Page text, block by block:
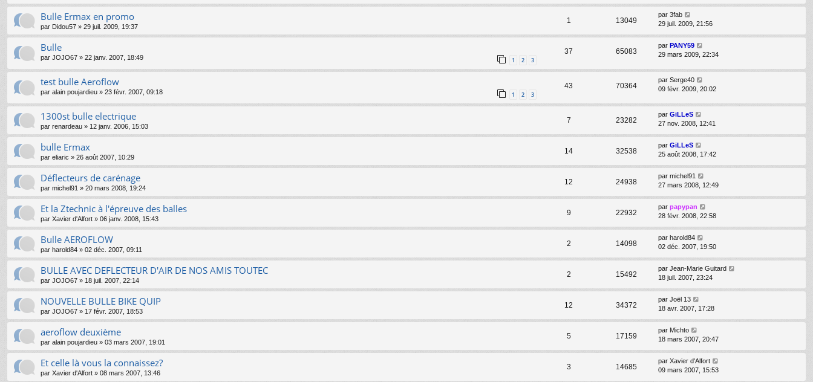
Bulle Ermax en promo
par Didou57 » 29 juil. 2009, 19:37
1 13049
par 3fab
29 juil. 2009, 21:56
Bulle
par JOJO67 » 22 janv. 2007, 18:49 1 2 3
37 65083
par PANY59
29 mars 2009, 22:34
test bulle Aeroflow
par alain poujardieu » 23 févr. 2007, 09:18 1 2 3
43 70364
par Serge40
09 févr. 2009, 20:02
1300st bulle electrique
par renardeau » 12 janv. 2006, 15:03
7 23282
par GiLLeS
27 nov. 2008, 12:41
bulle Ermax
par eliaric » 26 août 2007, 10:29
14 32538
par GiLLeS
25 août 2008, 17:42
Déflecteurs de carénage
par michel91 » 20 mars 2008, 19:24
12 24938
par michel91
27 mars 2008, 12:49
Et la Ztechnic à l'épreuve des balles
par Xavier d'Alfort » 06 janv. 2008, 15:43
9 22932
par papypan
28 févr. 2008, 22:58
Bulle AEROFLOW
par harold84 » 02 déc. 2007, 09:11
2 14098
par harold84
02 déc. 2007, 19:50
BULLE AVEC DEFLECTEUR D'AIR DE NOS AMIS TOUTEC
par JOJO67 » 18 juil. 2007, 22:14
2 15492
par Jean-Marie Guitard
18 juil. 2007, 23:24
NOUVELLE BULLE BIKE QUIP
par JOJO67 » 17 févr. 2007, 18:53
12 34372
par Joël 13
18 avr. 2007, 17:28
aeroflow deuxième
par alain poujardieu » 03 mars 2007, 19:01
5 17159
par Michto
18 mars 2007, 20:47
Et celle là vous la connaissez?
par Xavier d'Alfort » 08 mars 2007, 13:46
3 14685
par Xavier d'Alfort
09 mars 2007, 15:53